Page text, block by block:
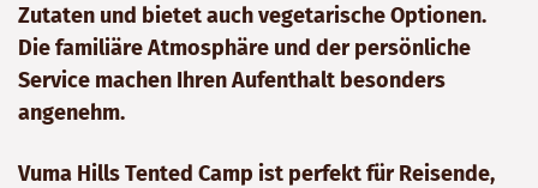
Zutaten und bietet auch vegetarische Optionen.
Die familiäre Atmosphäre und der persönliche
Service machen Ihren Aufenthalt besonders
angenehm.
Vuma Hills Tented Camp ist perfekt für Reisende,